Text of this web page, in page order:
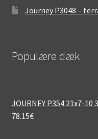
Journey P3048 –
Populære dæk
JOURNEY P354 21x7-10
78.15€